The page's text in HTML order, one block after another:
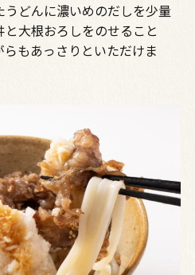
どんに濃いめのだしを少量
大根おろしをのせること
もあっさりといただけま